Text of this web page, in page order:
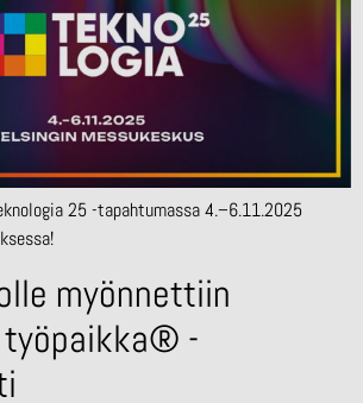
25 -tapahtumassa 4.–6.11.2025
myönnettiin
-